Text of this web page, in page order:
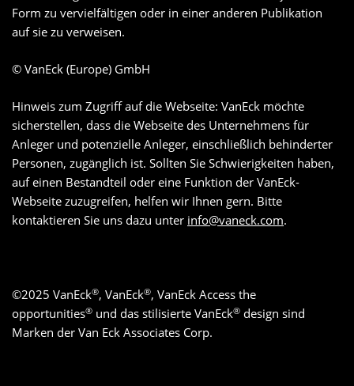
Form zu vervielfältigen oder in einer anderen Publikation
auf sie zu verweisen.
© VanEck (Europe) GmbH
Hinweis zum Zugriff auf die Webseite: VanEck möchte
sicherstellen, dass die Webseite des Unternehmens für
Anleger und potenzielle Anleger, einschließlich behinderter
Personen, zugänglich ist. Sollten Sie Schwierigkeiten haben,
auf einen Bestandteil oder eine Funktion der VanEck-
Webseite zuzugreifen, helfen wir Ihnen gern. Bitte
kontaktieren Sie uns dazu unter info@vaneck.com.
©2025 VanEck®, VanEck®, VanEck Access the
opportunities® und das stilisierte VanEck® design sind
Marken der Van Eck Associates Corp.